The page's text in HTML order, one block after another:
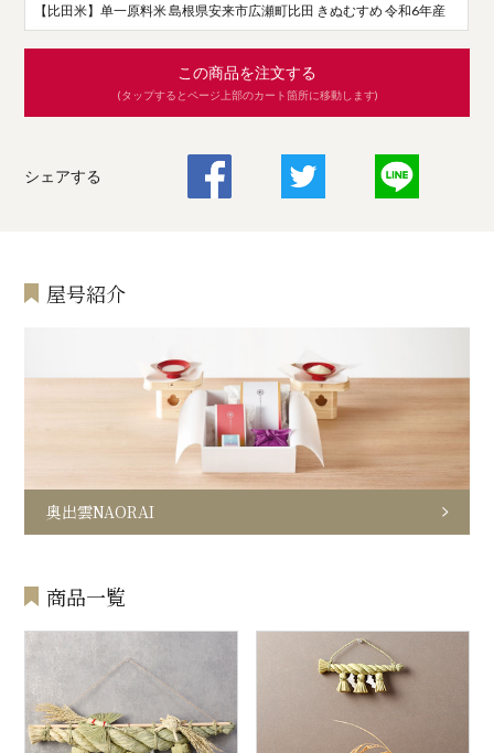
【比田米】单一原料米 島根県安来市広瀬町比田 きぬむすめ 令和6年産
この商品を注文する
(タップするとページ上部のカート箇所に移動します)
シェアする
屋号紹介
奥出雲NAORAI
商品一覧